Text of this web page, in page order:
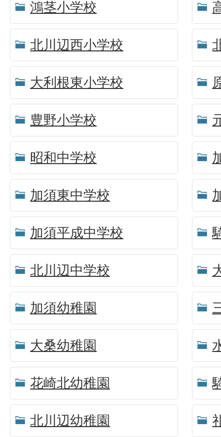
鴻茎小学校
北川辺西小学校
大利根東小学校
豊野小学校
昭和中学校
加須東中学校
加須平成中学校
北川辺中学校
加須幼稚園
大桑幼稚園
花崎北幼稚園
北川辺幼稚園